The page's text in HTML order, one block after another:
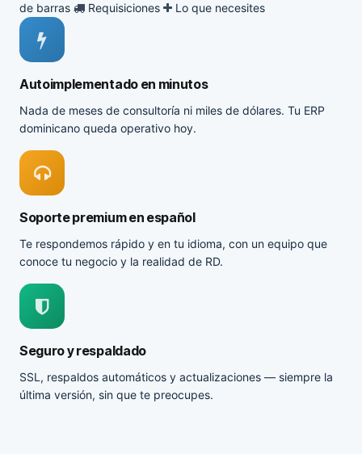
de barras
Requisiciones Lo que necesites
Autoimplementado en minutos
Nada de meses de consultoría ni miles de dólares. Tu ERP
dominicano queda operativo hoy.
Soporte premium en español
Te respondemos rápido y en tu idioma, con un equipo que
conoce tu negocio y la realidad de RD.
Seguro y respaldado
SSL, respaldos automáticos y actualizaciones — siempre la
última versión, sin que te preocupes.